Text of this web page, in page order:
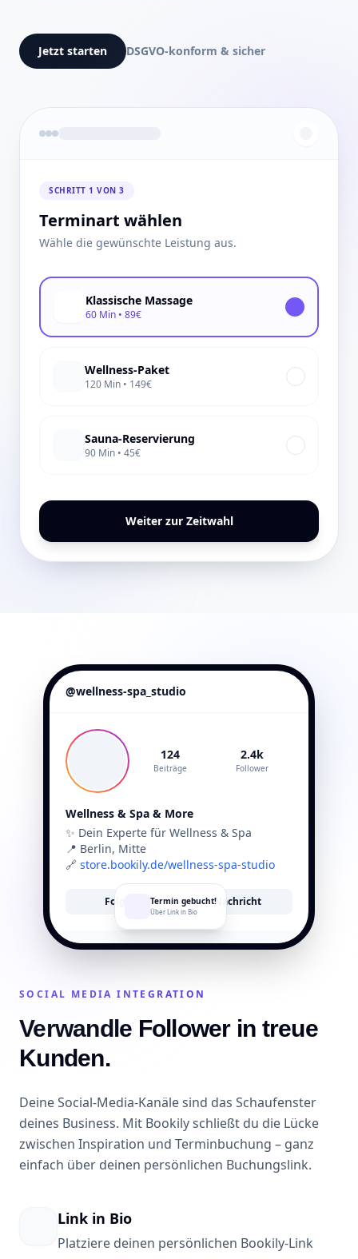
SCHRITT 1 VON 3
Terminart wählen
Wähle die gewünschte Leistung aus.
Klassische Massage
60 Min • 89€
Wellness-Paket
120 Min • 149€
Sauna-Reservierung
90 Min • 45€
Weiter zur Zeitwahl
Jetzt starten DSGVO-konform & sicher
SOCIAL MEDIA INTEGRATION
Verwandle Follower in treue
Kunden.
Deine Social-Media-Kanäle sind das Schaufenster
deines Business. Mit Bookily schließt du die Lücke
zwischen Inspiration und Terminbuchung – ganz
einfach über deinen persönlichen Buchungslink.
Link in Bio
Platziere deinen persönlichen Bookily-Link
@wellness-spa_studio
124
Beiträge
2.4k
Follower
Wellness & Spa & More
✨ Dein Experte für Wellness & Spa
📍 Berlin, Mitte
🔗 store.bookily.de/wellness-spa-studio
Folgen Nachricht
Termin gebucht!
Über Link in Bio